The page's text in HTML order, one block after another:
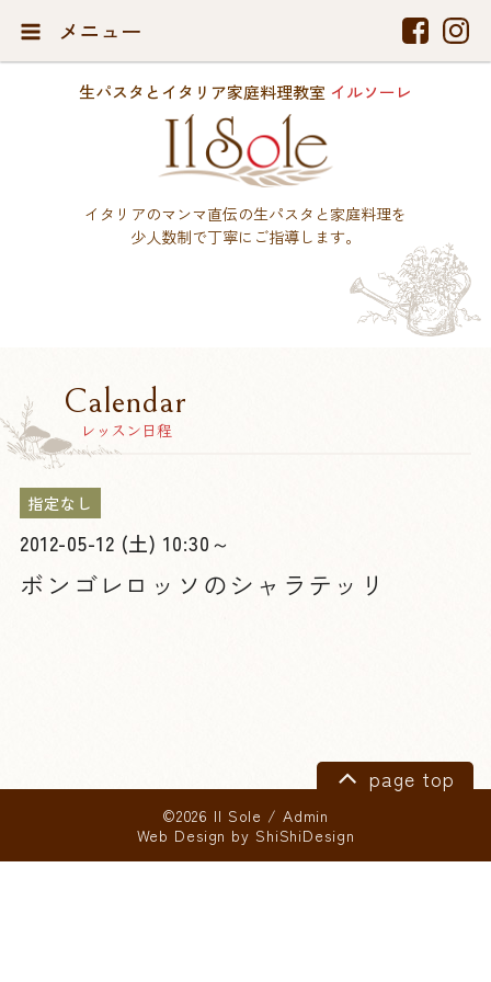
メニュー
生パスタとイタリア家庭料理教室 イルソーレ
イタリアのマンマ直伝の生パスタと家庭料理を
少人数制で丁寧にご指導します。
Calendar
レッスン日程
指定なし
2012-05-12 (土) 10:30～
ボンゴレロッソのシャラテッリ
page top
©2026 Il Sole / Admin
Web Design by ShiShiDesign